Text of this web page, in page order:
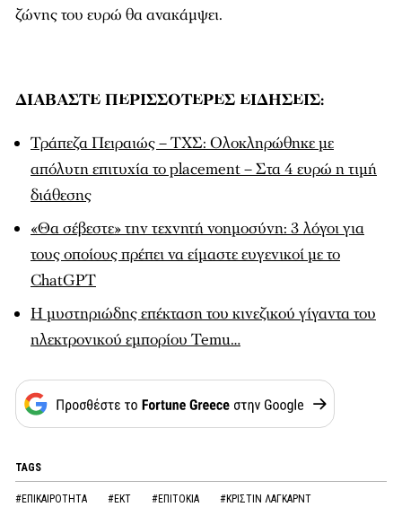
ζώνης του ευρώ θα ανακάμψει.
ΔΙΑΒΑΣΤΕ ΠΕΡΙΣΣΟΤΕΡΕΣ ΕΙΔΗΣΕΙΣ:
Τράπεζα Πειραιώς – ΤΧΣ: Ολοκληρώθηκε με
απόλυτη επιτυχία το placement – Στα 4 ευρώ η τιμή
διάθεσης
«Θα σέβεστε» την τεχνητή νοημοσύνη: 3 λόγοι για
τους οποίους πρέπει να είμαστε ευγενικοί με το
ChatGPT
Η μυστηριώδης επέκταση του κινεζικού γίγαντα του
ηλεκτρονικού εμπορίου Temu…
TAGS
#ΕΠΙΚΑΙΡΟΤΗΤΑ #ΕΚΤ #ΕΠΙΤΟΚΙΑ
#ΚΡΙΣΤΙΝ ΛΑΓΚΑΡΝΤ